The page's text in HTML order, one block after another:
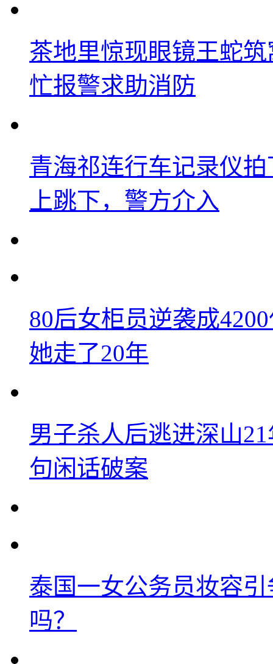
茶地里惊现眼镜王蛇
忙报警求助消防
青海祁连行车记录仪
上跳下，警方介入
80后女柜员逆袭成
她走了20年
男子杀人后逃进深山
句闲话破案
泰国一女公务员妆容
吗？